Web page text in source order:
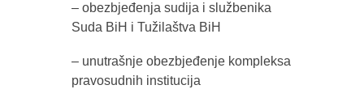
– obezbjeđenja sudija i službenika
Suda BiH i Tužilaštva BiH
– unutrašnje obezbjeđenje kompleksa
pravosudnih institucija